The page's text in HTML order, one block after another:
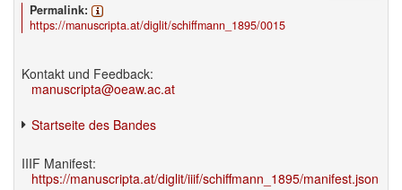
Permalink:
https://manuscripta.at/diglit/schiffmann_1895/0015
Kontakt und Feedback:
manuscripta@oeaw.ac.at
Startseite des Bandes
IIIF Manifest:
https://manuscripta.at/diglit/iiif/schiffmann_1895/manifest.json